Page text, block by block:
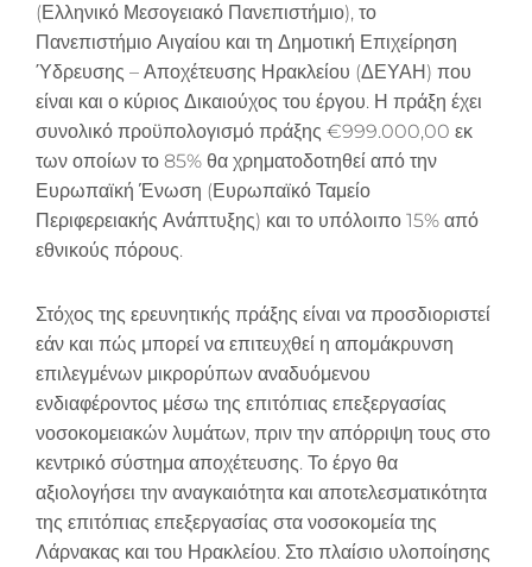
(Ελληνικό Μεσογειακό Πανεπιστήμιο), το
Πανεπιστήμιο Αιγαίου και τη Δημοτική Επιχείρηση
Ύδρευσης – Αποχέτευσης Ηρακλείου (ΔΕΥΑΗ) που
είναι και ο κύριος Δικαιούχος του έργου. Η πράξη έχει
συνολικό προϋπολογισμό πράξης €999.000,00 εκ
των οποίων το 85% θα χρηματοδοτηθεί από την
Ευρωπαϊκή Ένωση (Ευρωπαϊκό Ταμείο
Περιφερειακής Ανάπτυξης) και το υπόλοιπο 15% από
εθνικούς πόρους.
Στόχος της ερευνητικής πράξης είναι να προσδιοριστεί
εάν και πώς μπορεί να επιτευχθεί η απομάκρυνση
επιλεγμένων μικρορύπων αναδυόμενου
ενδιαφέροντος μέσω της επιτόπιας επεξεργασίας
νοσοκομειακών λυμάτων, πριν την απόρριψη τους στο
κεντρικό σύστημα αποχέτευσης. Το έργο θα
αξιολογήσει την αναγκαιότητα και αποτελεσματικότητα
της επιτόπιας επεξεργασίας στα νοσοκομεία της
Λάρνακας και του Ηρακλείου. Στο πλαίσιο υλοποίησης